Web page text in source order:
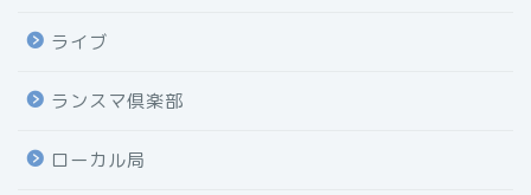
ライブ
ランスマ倶楽部
ローカル局